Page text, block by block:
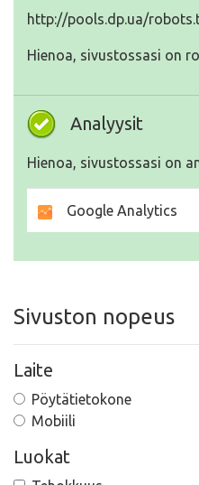
http://pools.dp.ua/
Hienoa, sivustossasi on
Analyysit
Hienoa, sivustossasi on
Google Analytics
Sivuston nopeus
Laite
Pöytätietokone
Mobiili
Luokat